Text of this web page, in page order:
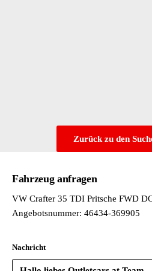
Zurück zu den
Fahrzeug anfragen
VW Crafter 35 TDI Pritsche FWD
Angebotsnummer: 46434-369905
Nachricht